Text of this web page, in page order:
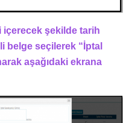
içerecek şekilde tarih
belge seçilerek “İptal
aşağıdaki ekrana